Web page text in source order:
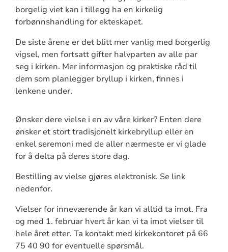
borgelig viet kan i tillegg ha en kirkelig
forbønnshandling for ekteskapet.
De siste årene er det blitt mer vanlig med borgerlig
vigsel, men fortsatt gifter halvparten av alle par
seg i kirken. Mer informasjon og praktiske råd til
dem som planlegger bryllup i kirken, finnes i
lenkene under.
Ønsker dere vielse i en av våre kirker? Enten dere
ønsker et stort tradisjonelt kirkebryllup eller en
enkel seremoni med de aller nærmeste er vi glade
for å delta på deres store dag.
Bestilling av vielse gjøres elektronisk. Se link
nedenfor.
Vielser for inneværende år kan vi alltid ta imot. Fra
og med 1. februar hvert år kan vi ta imot vielser til
hele året etter. Ta kontakt med kirkekontoret på 66
75 40 90 for eventuelle spørsmål.